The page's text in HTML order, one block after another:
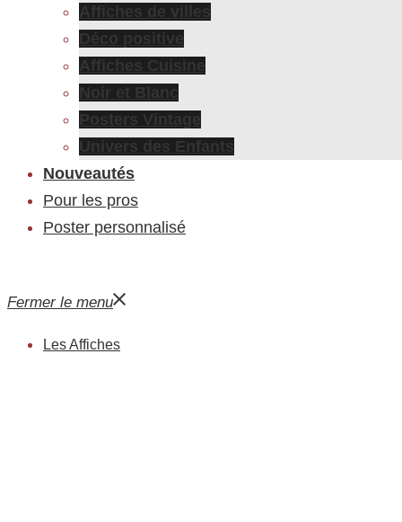
Affiches de villes
Déco positive
Affiches Cuisine
Noir et Blanc
Posters Vintage
Univers des Enfants
Nouveautés
Pour les pros
Poster personnalisé
Fermer le menu
Les Affiches